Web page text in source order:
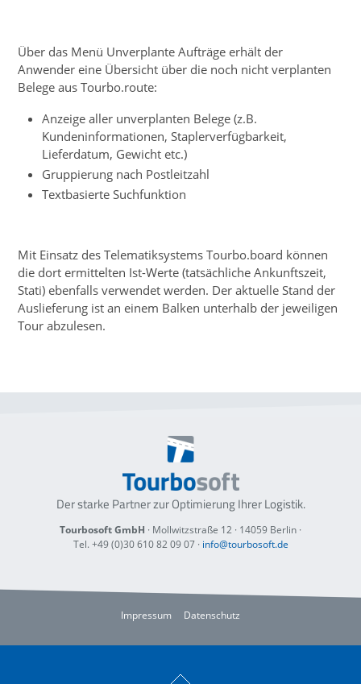
Über das Menü Unverplante Aufträge erhält der
Anwender eine Übersicht über die noch nicht verplanten
Belege aus Tourbo.route:
Anzeige aller unverplanten Belege (z.B.
Kundeninformationen, Staplerverfügbarkeit,
Lieferdatum, Gewicht etc.)
Gruppierung nach Postleitzahl
Textbasierte Suchfunktion
Mit Einsatz des Telematiksystems Tourbo.board können
die dort ermittelten Ist-Werte (tatsächliche Ankunftszeit,
Stati) ebenfalls verwendet werden. Der aktuelle Stand der
Auslieferung ist an einem Balken unterhalb der jeweiligen
Tour abzulesen.
Der starke Partner zur OptimierungIhrer Logistik.
Tourbosoft GmbH · Mollwitzstraße 12 · 14059 Berlin ·
Tel. +49 (0)30 610 82 09 07· info@tourbosoft.de
Impressum Datenschutz